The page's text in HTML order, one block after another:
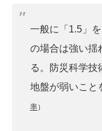
一般に「1.5」
の場合は強い揺
る。防災科学技
地盤が弱いこと
率）